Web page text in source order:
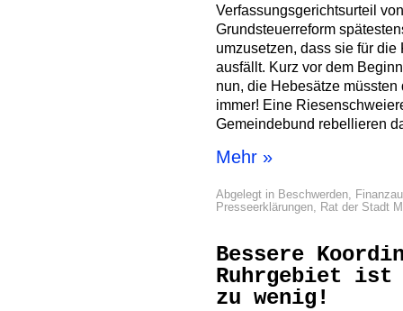
Verfassungsgerichtsurteil
Grundsteuerreform
umzusetzen, dass sie für
ausfällt. Kurz vor dem
nun, die Hebesätze
immer! Eine
Gemeindebund rebellieren
Mehr »
Abgelegt in Beschwerden,
Presseerklärungen, Rat der Stadt
Bessere
Ruhrgebiet
zu wenig!